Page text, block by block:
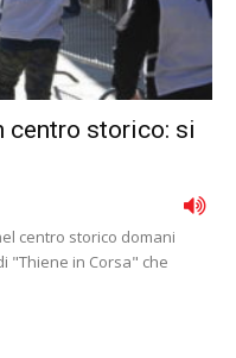
centro storico: si
centro storico domani
"Thiene in Corsa" che